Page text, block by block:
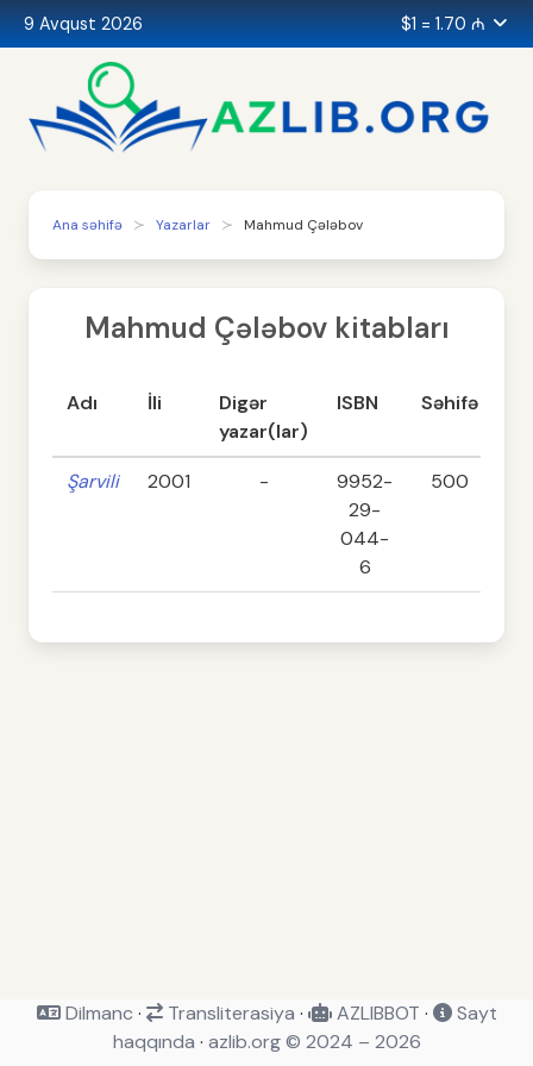
9 Avqust 2026 $1 = 1.70 ₼
Ana səhifə Yazarlar Mahmud Çələbov
Mahmud Çələbov kitabları
Adı İli
Digər
yazar(lar)
ISBN Səhifə
Şarvili 2001 -
9952-
29-
044-
6
500
Dilmanc · Transliterasiya · AZLIBBOT ·
Sayt
haqqında · azlib.org © 2024 – 2026